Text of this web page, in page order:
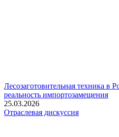
Лесозаготовительная техника в
реальность импортозамещения
25.03.2026
Отраслевая дискуссия